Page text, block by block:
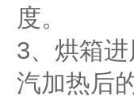
度。
3、烘箱
汽加热后